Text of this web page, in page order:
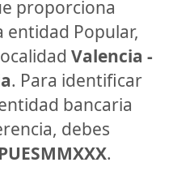
proporciona
Popular,
Valencia -
. Para identificar
bancaria
debes
.